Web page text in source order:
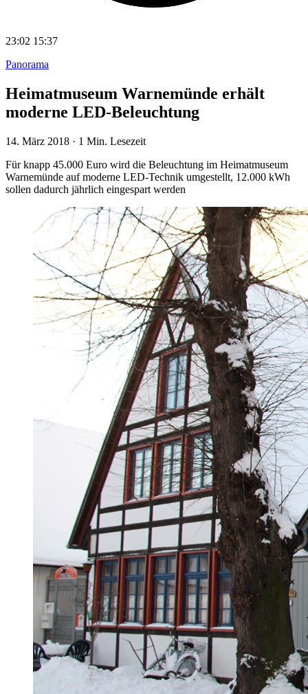
23:02 15:37
Panorama
Heimatmuseum Warnemünde erhält
moderne LED-Beleuchtung
14. März 2018 · 1 Min. Lesezeit
Für knapp 45.000 Euro wird die Beleuchtung im Heimatmuseum
Warnemünde auf moderne LED-Technik umgestellt, 12.000 kWh
sollen dadurch jährlich eingespart werden